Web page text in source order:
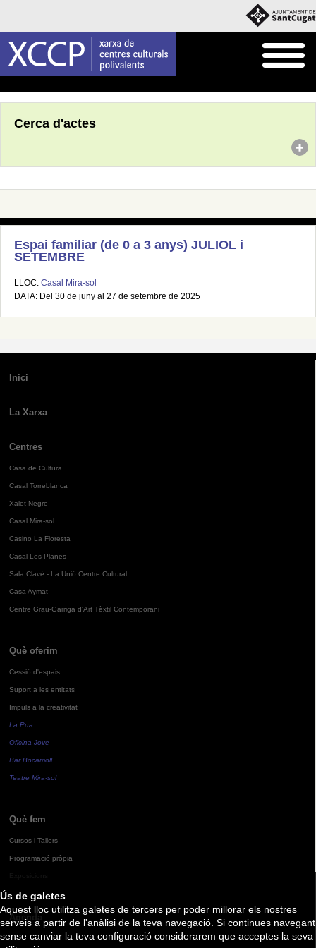
Ús de galetes
Aquest lloc utilitza galetes de tercers per poder millorar els nostres
serveis a partir de l'anàlisi de la teva navegació. Si continues navegant
sense canviar la teva configuració considerarem que acceptes la seva
Cerca d'actes
Espai familiar (de 0 a 3 anys) JULIOL i
SETEMBRE
LLOC: Casal Mira-sol
DATA: Del 30 de juny al 27 de setembre de 2025
Inici
La Xarxa
Centres
Casa de Cultura
Casal Torreblanca
Xalet Negre
Casal Mira-sol
Casino La Floresta
Casal Les Planes
Sala Clavé - La Unió Centre Cultural
Casa Aymat
Centre Grau-Garriga d'Art Tèxtil Contemporani
Què oferim
Cessió d'espais
Suport a les entitats
Impuls a la creativitat
La Pua
Oficina Jove
Bar Bocamoll
Teatre Mira-sol
Què fem
Cursos i Tallers
Programació pròpia
Agenda